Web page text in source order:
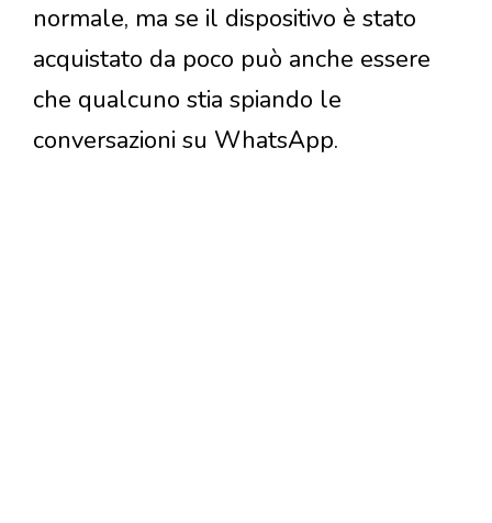
normale, ma se il dispositivo è stato
acquistato da poco può anche essere
che qualcuno stia spiando le
conversazioni su WhatsApp.